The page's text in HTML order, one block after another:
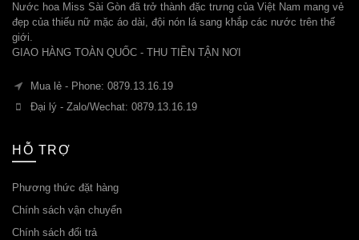
Nước hoa Miss Sài Gòn đã trở thành đặc trưng của Việt Nam mang vẻ
đẹp của thiếu nữ mặc áo dài, đội nón lá sang khắp các nước trên thế
giới.
GIAO HÀNG TOÀN QUỐC - THU TIỀN TẬN NƠI
Mua lẻ - Phone: 0879.13.16.19
Đại lý - Zalo/Wechat: 0879.13.16.19
HỖ TRỢ
Phương thức đặt hàng
Chính sách vận chuyển
Chính sách đổi trả